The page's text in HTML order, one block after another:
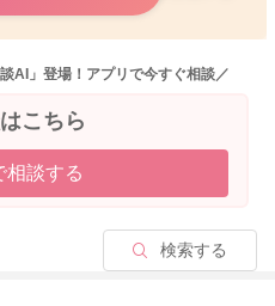
なものは、何だったのかわか
くに何か今もあるのかどうか
このようなお返事となり申し
AI」登場！アプリで今すぐ相談／
こちら
相談する
検索する